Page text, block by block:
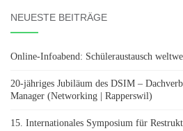
NEUESTE BEITRÄGE
Online-Infoabend: Schüleraustausch
20-jähriges Jubiläum des DSIM –
Manager (Networking | Rapperswil)
15. Internationales Symposium für